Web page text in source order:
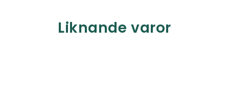
Liknande varor